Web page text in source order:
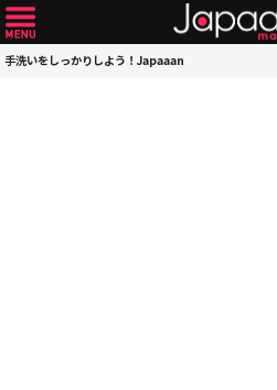
手洗いをしっかりしよう！Japaaan